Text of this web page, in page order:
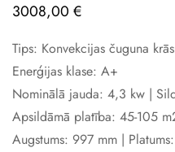
3008,00 €
Tips: Konvekcijas čuguna
Enerģijas klase: A+
Nominālā jauda: 4,3 kw |
Apsildāmā platība: 45-105
Augstums: 997 mm |